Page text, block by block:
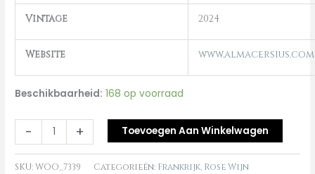
Vintage 2024
Website www.almacersius.com
Beschikbaarheid: 168 op voorraad
- + Toevoegen Aan Winkelwagen
SKU:WOO_7339 Categorieën: Frankrijk, Rose Wijn